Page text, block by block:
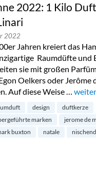
2022: 1 Kilo
2022
Jahren kreiert das
Raumdüfte und
sie mit großen
Oelkers oder Jerôme
Auf diese Weise …
design
duftkerze
marken
jerome de
buxton natale